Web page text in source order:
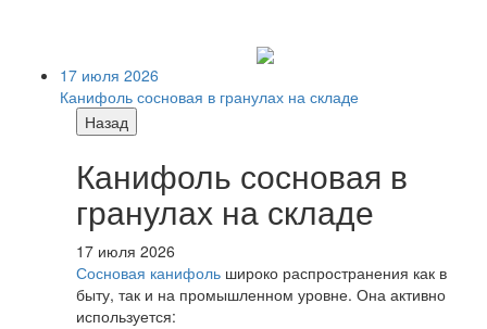
17 июля 2026
Канифоль сосновая в гранулах на складе
Назад
Канифоль сосновая в
гранулах на складе
17 июля 2026
Сосновая канифоль широко распространения как в
быту, так и на промышленном уровне. Она активно
используется: